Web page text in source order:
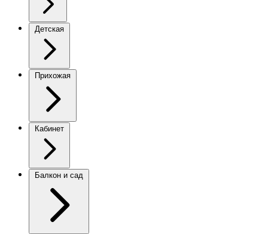
Детская
Прихожая
Кабинет
Балкон и сад